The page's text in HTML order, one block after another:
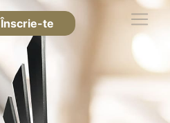
Înscrie-te